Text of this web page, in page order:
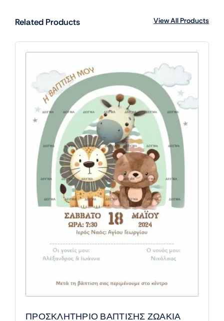
Related Products View All Products
ΠΡΟΣΚΛΗΤΗΡΙΟ ΒΑΠΤΙΣΗΣ ΖΩΑΚΙΑ